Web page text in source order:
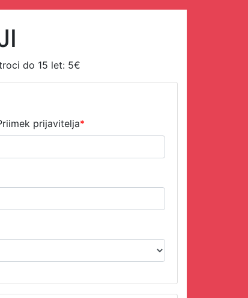
do 15 let: 5€
prijavitelja*